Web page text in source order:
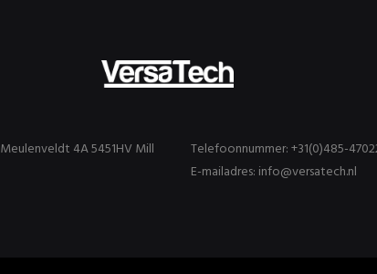
Telefoonnummer: +31(0)485-
E-mailadres: info@versatech.nl
Meulenveldt 4A 5451HV Mill